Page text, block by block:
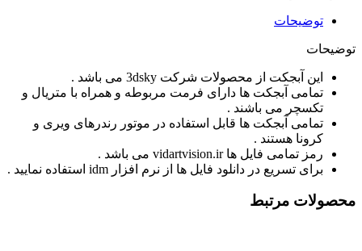
توضیحات
توضیحات
این آبجکت از محصولات شرکت 3dsky می باشد .
تمامی آبجکت ها دارای فرمت مربوطه و همراه با متریال و
تکسچر می باشند .
تمامی آبجکت ها قابل استفاده در موتور رندرهای ویری و
کرونا هستند .
رمز تمامی فایل ها vidartvision.ir می باشد .
برای تسریع در دانلود فایل ها از نرم افزار idm استفاده نمایید .
محصولات مرتبط